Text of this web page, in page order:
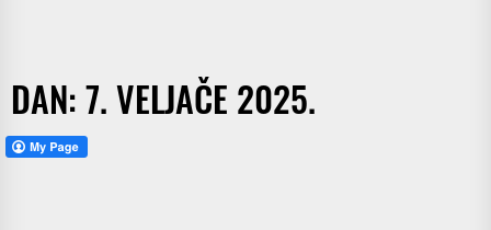
DAN:7. VELJAČE 2025.